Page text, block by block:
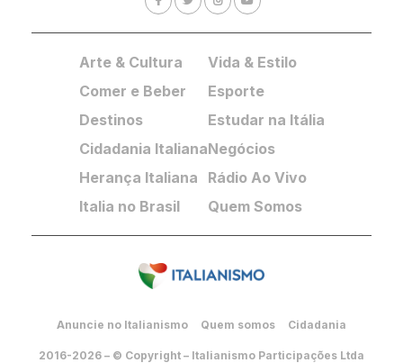
Arte & Cultura
Comer e Beber
Destinos
Cidadania Italiana
Herança Italiana
Italia no Brasil
Vida & Estilo
Esporte
Estudar na Itália
Negócios
Rádio Ao Vivo
Quem Somos
Anuncie no Italianismo Quem somos Cidadania
2016-2026 – © Copyright – Italianismo Participações Ltda